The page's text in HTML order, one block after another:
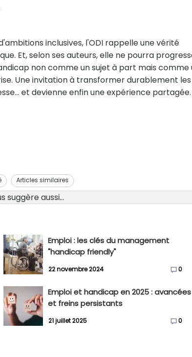
inclusives, l'ODI rappelle une vérité
Et, selon ses auteurs, elle ne pourra
non comme un sujet à part mais comme
Une invitation à transformer durablement les
et devienne enfin une expérience partagée.
Articles similaires
suggère aussi...
Emploi : les clés du management
"handicap friendly"
22 novembre 2024 0
Emploi et handicap en 2025 : avancées
et freins persistants
21 juillet 2025 0